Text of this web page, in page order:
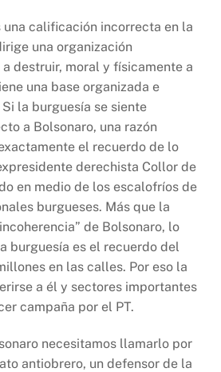
calificación incorrecta en la
una organización
destruir, moral y físicamente a
una base organizada e
la burguesía se siente
a Bolsonaro, una razón
el recuerdo de lo
derechista Collor de
en medio de los escalofríos de
burgueses. Más que la
de Bolsonaro, lo
burguesía es el recuerdo del
en las calles. Por eso la
a él y sectores importantes
campaña por el PT.
necesitamos llamarlo por
antiobrero, un defensor de la